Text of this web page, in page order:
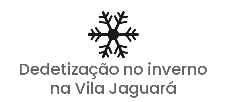
Dedetização no inverno
na Vila Jaguará